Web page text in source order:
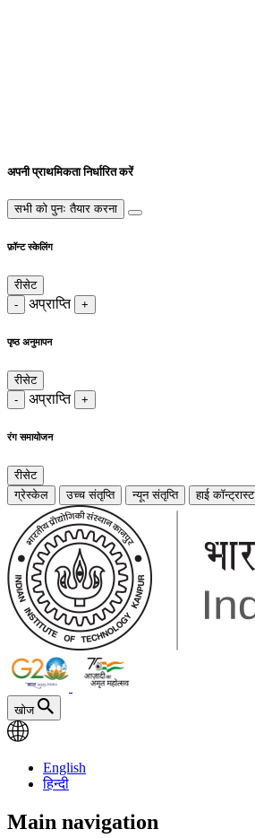
अपनी प्राथमिकता निर्धारित करें
सभी को पुनः तैयार करना
फ़ॉन्ट स्केलिंग
रीसेट
-
अप्राप्ति +
पृष्ठ अनुमापन
रीसेट
-
अप्राप्ति +
रंग समायोजन
रीसेट
ग्रेस्केल
उच्च संतृप्ति न्यून संतृप्ति हाई कॉन्ट्रास्ट
खोज
English
हिन्दी
Main navigation